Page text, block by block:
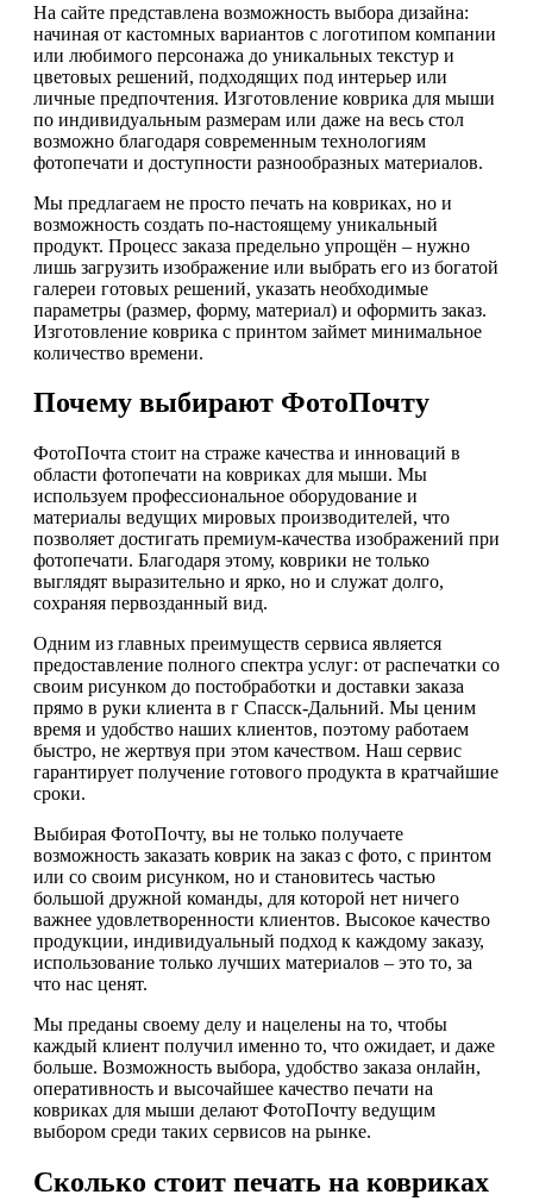
На сайте представлена возможность выбора дизайна:
начиная от кастомных вариантов с логотипом компании
или любимого персонажа до уникальных текстур и
цветовых решений, подходящих под интерьер или
личные предпочтения. Изготовление коврика для мыши
по индивидуальным размерам или даже на весь стол
возможно благодаря современным технологиям
фотопечати и доступности разнообразных материалов.
Мы предлагаем не просто печать на ковриках, но и
возможность создать по-настоящему уникальный
продукт. Процесс заказа предельно упрощён – нужно
лишь загрузить изображение или выбрать его из богатой
галереи готовых решений, указать необходимые
параметры (размер, форму, материал) и оформить заказ.
Изготовление коврика с принтом займет минимальное
количество времени.
Почему выбирают ФотоПочту
ФотоПочта стоит на страже качества и инноваций в
области фотопечати на ковриках для мыши. Мы
используем профессиональное оборудование и
материалы ведущих мировых производителей, что
позволяет достигать премиум-качества изображений при
фотопечати. Благодаря этому, коврики не только
выглядят выразительно и ярко, но и служат долго,
сохраняя первозданный вид.
Одним из главных преимуществ сервиса является
предоставление полного спектра услуг: от распечатки со
своим рисунком до постобработки и доставки заказа
прямо в руки клиента в г Спасск-Дальний. Мы ценим
время и удобство наших клиентов, поэтому работаем
быстро, не жертвуя при этом качеством. Наш сервис
гарантирует получение готового продукта в кратчайшие
сроки.
Выбирая ФотоПочту, вы не только получаете
возможность заказать коврик на заказ с фото, с принтом
или со своим рисунком, но и становитесь частью
большой дружной команды, для которой нет ничего
важнее удовлетворенности клиентов. Высокое качество
продукции, индивидуальный подход к каждому заказу,
использование только лучших материалов – это то, за
что нас ценят.
Мы преданы своему делу и нацелены на то, чтобы
каждый клиент получил именно то, что ожидает, и даже
больше. Возможность выбора, удобство заказа онлайн,
оперативность и высочайшее качество печати на
ковриках для мыши делают ФотоПочту ведущим
выбором среди таких сервисов на рынке.
Сколько стоит печать на ковриках